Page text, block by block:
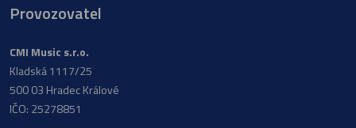
Provozovatel
CMI Music s.r.o.
Kladská 1117/25
500 03 Hradec Králové
IČO: 25278851